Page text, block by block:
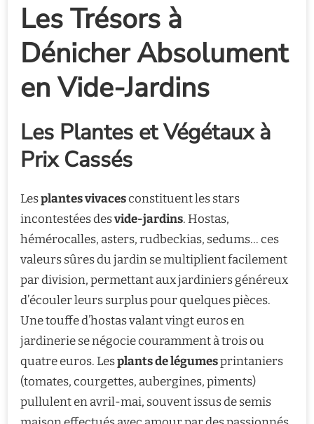
Les Trésors à
Dénicher Absolument
en Vide-Jardins
Les Plantes et Végétaux à
Prix Cassés
Lesplantes vivacesconstituent les stars
incontestées desvide-jardins. Hostas,
hémérocalles, asters, rudbeckias, sedums… ces
valeurs sûres du jardin se multiplient facilement
par division, permettant aux jardiniers généreux
d’écouler leurs surplus pour quelques pièces.
Une touffe d’hostas valant vingt euros en
jardinerie se négocie couramment à trois ou
quatre euros. Lesplants de légumesprintaniers
(tomates, courgettes, aubergines, piments)
pullulent en avril-mai, souvent issus de semis